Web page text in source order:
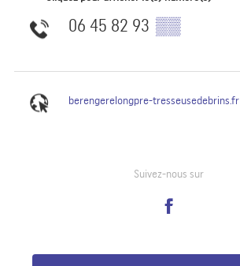
06 45 82 93 ▒▒
berengerelongpre-tresseusedebrins.fr
Suivez-nous sur